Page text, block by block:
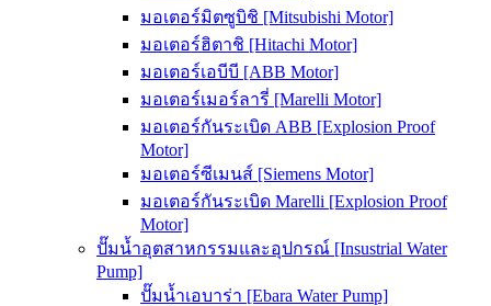
มอเตอร์มิตซูบิชิ [Mitsubishi Motor]
มอเตอร์ฮิตาชิ [Hitachi Motor]
มอเตอร์เอบีบี [ABB Motor]
มอเตอร์เมอร์ลารี่ [Marelli Motor]
มอเตอร์กันระเบิด ABB [Explosion Proof
Motor]
มอเตอร์ซีเมนส์ [Siemens Motor]
มอเตอร์กันระเบิด Marelli [Explosion Proof
Motor]
ปั๊มน้ำอุตสาหกรรมและอุปกรณ์ [Insustrial Water
Pump]
ปั๊มน้ำเอบาร่า [Ebara Water Pump]